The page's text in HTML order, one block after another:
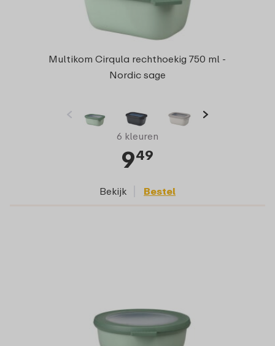
Multikom Cirqula rechthoekig 750 ml -
Nordic sage
6 kleuren
949
Bekijk Bestel